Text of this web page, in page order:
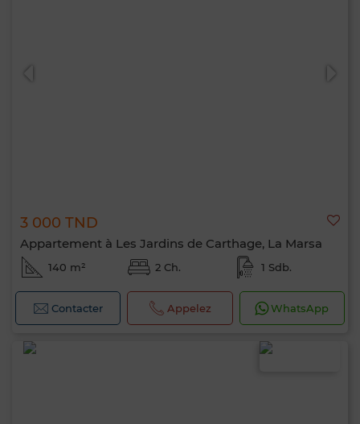
3 000 TND
Appartement à Les Jardins de Carthage, La Marsa
140 m² 2 Ch. 1 Sdb.
Contacter Appelez WhatsApp